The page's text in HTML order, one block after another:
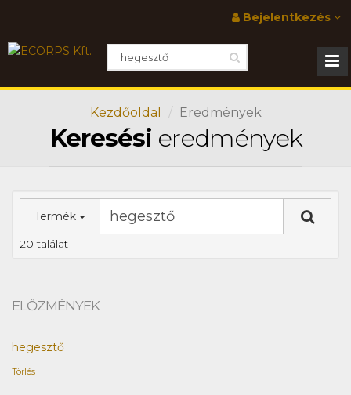
Bejelentkezés
Kezdőoldal Eredmények
Keresési eredmények
Termék
20 találat
ELŐZMÉNYEK
hegesztő
Törlés